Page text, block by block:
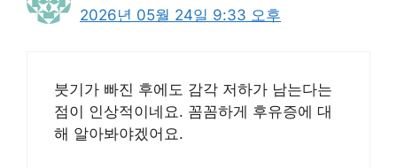
2026년 05월 24일 9:33 오후
붓기가 빠진 후에도 감각 저하가 남는다는
점이 인상적이네요. 꼼꼼하게 후유증에 대
해 알아봐야겠어요.